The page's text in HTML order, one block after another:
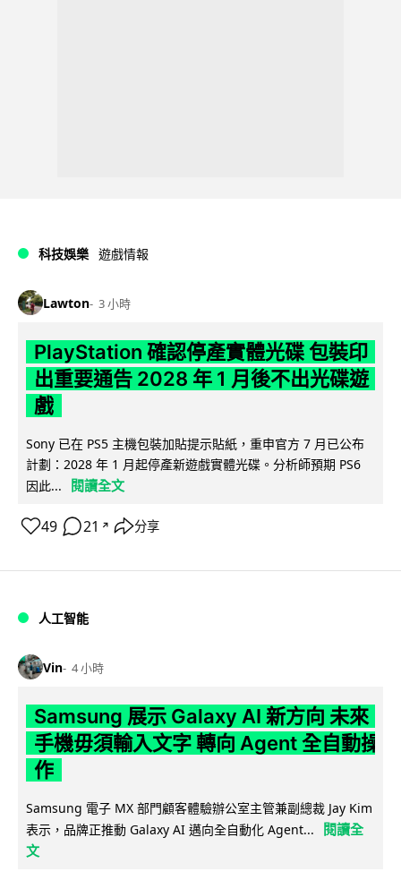
科技娛樂 遊戲情報
Lawton 3 小時
PlayStation 確認停產實體光碟 包裝印
出重要通告 2028 年 1 月後不出光碟遊
戲
Sony 已在 PS5 主機包裝加貼提示貼紙，重申官方 7 月已公布
計劃：2028 年 1 月起停產新遊戲實體光碟。分析師預期 PS6
因此...
閱讀全文
49 21 ↗ 分享
人工智能
Vin 4 小時
Samsung 展示 Galaxy AI 新方向 未來
手機毋須輸入文字 轉向 Agent 全自動操
作
Samsung 電子 MX 部門顧客體驗辦公室主管兼副總裁 Jay Kim
表示，品牌正推動 Galaxy AI 邁向全自動化 Agent...
閱讀全
文